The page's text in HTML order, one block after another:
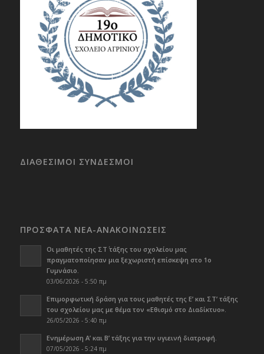
ΔΙΑΘΕΣΙΜΟΙ ΣΥΝΔΕΣΜΟΙ
ΠΡΟΣΦΑΤΑ ΝΕΑ-ΑΝΑΚΟΙΝΩΣΕΙΣ
Οι μαθητές της ΣΤ΄ τάξης του σχολείου μας
πραγματοποίησαν μια ξεχωριστή επίσκεψη στο 1ο
Γυμνάσιο.
03/06/2026 - 5:50 πμ
Επιμορφωτική δράση για τους μαθητές της Ε’ και ΣΤ’ τάξης
του σχολείου μας με θέμα τον «Εθισμό στο Διαδίκτυο».
26/05/2026 - 5:40 πμ
Ενημέρωση Α’ και Β’ τάξης για την υγιεινή διατροφή.
07/05/2026 - 5:24 πμ